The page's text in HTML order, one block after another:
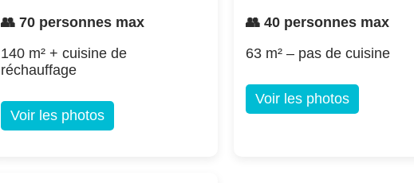
👥 70 personnes max
140 m² + cuisine de
réchauffage
Voir les photos
👥 40 personnes max
63 m² – pas de cuisine
Voir les photos